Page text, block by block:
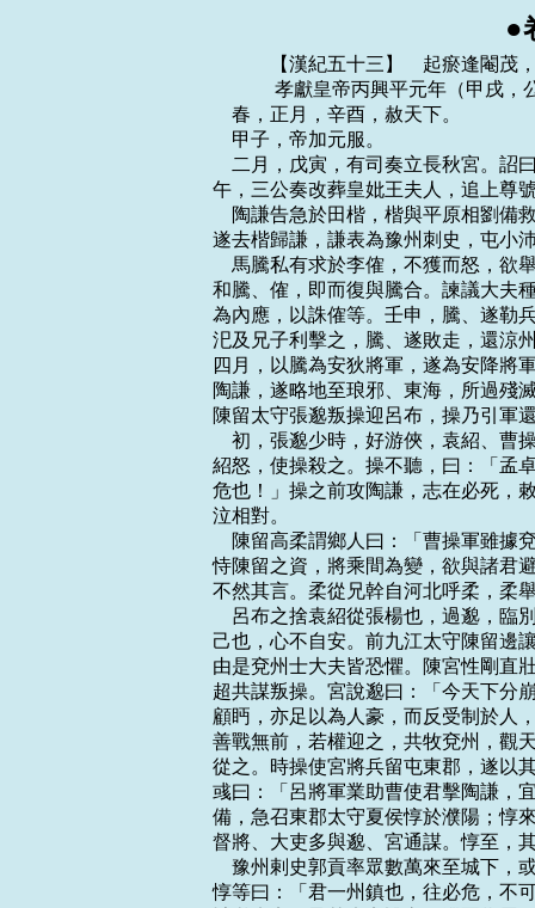
●
　　【漢紀五十三】　起瘀逢閹茂，盡旃蒙大淵獻，凡二年。
    　　 孝獻皇帝丙興平元年（甲戌，公元一九四年）
    春，正月，辛酉，赦天下。
    甲子，帝加元服。
    二月，戊寅，有司奏立長秋宮。詔曰：「皇妣宅兆未卜，何忍言後宮之選乎！」壬
午，三公奏改葬皇妣王夫人，追上尊號曰靈懷皇後。
    陶謙告急於田楷，楷與平原相劉備救之。備自有兵數千人，謙益以丹楊兵四千，備
遂去楷歸謙，謙表為豫州刺史，屯小沛。曹操軍食亦盡，引兵還。
    馬騰私有求於李傕，不獲而怒，欲舉兵相攻；帝遣使者和解之，不從。韓遂率眾來
和騰、傕，即而復與騰合。諫議大夫種邵、侍中馬宇、左中郎將劉范謀使騰襲長安，己
為內應，以誅傕等。壬申，騰、遂勒兵屯長平觀。邵等謀洩，出奔槐裡。傕使樊稠、郭
汜及兄子利擊之，騰、遂敗走，還涼州。又攻槐裡，邵等皆死。庚申，詔赦騰等。夏，
四月，以騰為安狄將軍，遂為安降將軍。曹操使司馬荀彧、壽張令程昱守鄄城，復往攻
陶謙，遂略地至琅邪、東海，所過殘滅。還，擊破劉備於郯東。謙恐，欲走歸丹楊。會
陳留太守張邈叛操迎呂布，操乃引軍還。
    初，張邈少時，好游俠，袁紹、曹操皆與之善。及紹為盟主，有驕色，邈正議責紹；
紹怒，使操殺之。操不聽，曰：「孟卓，親友也，是非當容之。今天下未定，奈何自相
危也！」操之前攻陶謙，志在必死，敕家曰：「我若不還，往依孟卓。」後還見邈，垂
泣相對。
    陳留高柔謂鄉人曰：「曹操軍雖據兗州，本有四方之圖，未得安坐守也。而張府君
恃陳留之資，將乘間為變，欲與諸君避之，何如？」眾人皆以曹、張相親，柔又年少，
不然其言。柔從兄幹自河北呼柔，柔舉宗從之。
    呂布之捨袁紹從張楊也，過邈，臨別，把手共誓。紹聞之，大恨。邈畏操終為紹殺
己也，心不自安。前九江太守陳留邊讓嘗譏議操，操聞而殺之，並其妻子。讓素有才名，
由是兗州士大夫皆恐懼。陳宮性剛直壯烈，內亦自疑，乃與從事中郎許汜、王楷及邈弟
超共謀叛操。宮說邈曰：「今天下分崩，雄傑並起，君以千里之眾，當四戰之地，撫劍
顧眄，亦足以為人豪，而反受制於人，不亦鄙乎！今州軍東征，其處空虛，呂布壯士，
善戰無前，若權迎之，共牧兗州，觀天下形勢，俟時事之變，此亦縱橫之一時也。」邈
從之。時操使宮將兵留屯東郡，遂以其眾潛迎布為兗州牧。布至，邈乃使其黨劉翊告荀
彧曰：「呂將軍業助曹使君擊陶謙，宜亟供其軍食。」眾疑惑，彧知邈為亂，即勒兵設
備，急召東郡太守夏侯惇於濮陽；惇來，布遂據濮陽。時操悉軍攻陶謙，留守兵少，而
督將、大吏多與邈、宮通謀。惇至，其夜，誅謀叛者數十人，眾乃定。
    豫州剌史郭貢率眾數萬來至城下，或言與呂布同謀，眾甚懼。貢求見荀彧，彧將往，
惇等曰：「君一州鎮也，往必危，不可。」彧曰：「貢與邈等，分非素結也，今來速，
計必未定，及其未定說之，縱不為用，可使中立。若先疑之，彼將怒而成計。」貢見彧
無懼意，謂鄄城未易攻，遂引兵去。
    是時，兗州郡縣皆應布，唯鄄城、范、東阿不動。布軍降者言：「陳宮欲自將兵取
東阿，又使氾嶷取范。」吏民皆恐。程昱本東阿人，彧謂昱曰：「今舉州皆叛，唯有此
三城，宮等以重兵臨之，非有以深結其心，三城必動。君，民之望也，宜往撫之。」昱
乃歸過范，說其令靳允曰：「聞呂布執君母、弟、妻子，孝子誠不可為心。今天下大亂，
英雄並起，必有命世能息天下之亂者，此智者所宜詳擇也。得主者昌，失主者亡。陳宮
叛迎呂布而百城皆應，似能有為；然以君觀之，布何如人哉？夫布粗中少親，剛而無禮，
匹夫之雄耳。宮等以勢假合，不能相君也；兵雖眾，終必無成。曹使君智略不世出，殆
天所授。君必固范，我守東阿，則田單之功可立也。孰與違忠從惡而母子俱亡乎？唯君
詳慮之！」允流涕曰：「不敢有貳心。」時泛嶷已在縣，允乃見嶷，伏兵刺殺之，歸，
勒兵自守。
    徐眾評曰：允於曹公未成君臣；母至親也，於義應去。衛公子開方仕齊，積年不返，
管仲以為不懷其親，安能愛君！是以求忠臣必於孝子之門；允宜先救至親。徐庶母為曹
公所得，劉備遣庶歸北，欲為天下者恕人子之情也；曹公亦宜遣允。
    昱又遣別騎絕倉亭津，陳宮至，不得渡。昱至東阿，東阿令穎川棗祗已率厲吏民拒
城堅守，卒完三城以待操。操還，執昱手曰：「微子之力，吾無所歸矣。」表昱為東平
相，屯范。呂布攻鄄城不能下，西屯濮陽。曹操曰：「布一旦得一州，不能據東平，斷
亢父、泰山之道，乘險要我，而乃屯濮陽，吾知其無能為也。」乃進攻之。
    五月，以揚武將軍郭汜為後將軍，安集將軍樊稠為右將軍，並開府如三公，合為六
府，皆參選舉。李傕等各欲用其所舉，若一違之，便忿憤喜怒。主者患之，乃以次第用
其所舉。先從傕起，汜次之，稠次之，三公所舉，終不見用。
    河西四郡以去涼州治遠，隔以河寇，上書求別置州。六月，丙子，詔以陳留邯鄲商
為雍州剌史，典治之。
    丁丑，京師地震；戊寅，又震。
    乙酉晦，日有食之。
    秋，七月，壬子，太尉硃俊免。
    戊午，以太常楊彪為太尉，錄尚書事。
    甲子，以鎮南將軍楊定為安西將軍，開府如三公。
    自四月不雨至於是月，谷一斛直錢五十萬，長安中人相食。帝令侍御史侯汶出太倉
米豆為貧人作糜，餓死者如故。帝疑稟賦不實，取米豆各五升於御前作糜，得二盆。乃
杖汶五十，於是悉得全濟。
    八月，馮翊羌寇屬縣，郭汜、樊稠等率眾破之。
    呂布有別屯在濮陽西，曹操夜襲破之，未及還。會布至，身自搏戰，自旦至日，數
十合，相持甚急。操募人陷陳，司馬陳留典韋將應募者進當之，布弓弩亂髮，矢至如雨。
韋不視，謂等人曰：「虜來十步，乃白之。」等人曰：「十步矣。」又曰：「五步乃
白。」等人懼，疾言：「虜至矣！」韋持戟大呼而起，所抵無不應手倒者，布眾退。會
日暮，操乃得引去。拜韋都尉，令常將親兵數百人，繞大帳左右。濮陽大姓田氏為反間，
操得入城，燒其東門，示無反意。及戰，軍敗，布騎得操而不識，問曰：「曹操何在？」
操曰：「乘黃馬走者是也。」布騎乃釋操而追黃馬者。操突火而出，至營，自力勞軍，
令軍中促為攻具，進，復攻之，與布相守百餘日。蝗蟲起，百姓大餓，布糧食亦盡，各
引去。九月，操還鄄城。布到乘氏，為其縣人李進所破，東屯山陽。
    冬，十月，操至東阿。袁紹使人說操，欲使操遣家居鄴。操新失兗州，軍食盡，將
許之，程昱曰：「意者將軍殆臨事而懼，不然，何慮之不深也！夫袁紹有並天下之心，
而智不能濟也；將軍自度能為之下乎？將軍以龍虎之威，可為之韓、彭邪？今兗州雖殘，
尚有三城，能戰之士，不下萬人，以將軍之神武，與文若、昱等收而用之，霸王之業可
成也，願將軍更慮之！」操乃止。
    十二月，司徒淳於嘉罷，以衛尉趙溫為司徒，錄尚書事。
    馬騰之攻李傕也，劉焉二子范、誕皆死。議郎河南龐羲，素與焉善，乃募將焉諸孫
入蜀。會天火燒城，焉徙治成都，疽發背而卒。州大吏趙韙等貪焉子璋溫仁，共上璋為
益州刺史，詔拜穎川扈瑁為刺史。璋將沈彌、婁發、甘寧反，擊璋，不勝，走入荊州；
詔乃以璋為益州牧。璋以韙為征東中郎將，率眾擊劉表，屯朐□忍。
    徐州牧陶謙疾篤，謂別駕東海麋竺曰：「非劉備不能安此州也。」謙卒，竺率州人
迎備。備未敢當，曰：「袁公路近在壽春，君可以州與之。」典農校尉下邳陳登曰：
「公路驕豪，非治亂之主。今欲為使君合步騎十萬，上可以匡主濟民，下可以割地守境；
若使君不見聽許，登亦未敢聽使君也。」北海相孔融謂備曰：「袁公路豈憂國忘家者邪！
塚中枯骨，何足介意！今日之事，百姓與能。天與不取，悔不可追。」備遂領徐州。
    初，太傅馬日磾與趙岐俱奉使至壽春，岐守志不橈，袁術憚之。日磾頗有求於術。
術侵侮之，從日磾借節視之，因奪不還，條軍中十餘人，使促辟之。日磾從術求去，術
留不遣，又欲逼為軍師。日磾病其失節，嘔血而死。
    初，孫堅娶錢唐吳氏，生四男策、權、翊、匡及一女。堅從軍於外，留家壽春。策
年十餘歲，已交結知名。舒人周瑜與策同年，亦英達夙成。聞策聲問，自舒來造焉，便
推結分好，勸策徙居舒；策從之。瑜乃推道南大宅與策，升堂拜母，有無通共。及堅死，
策年十七，還葬曲阿；已乃渡江，居江都，結納豪俊，有復仇之志。
    丹楊太守會稽周昕與袁術相惡，術上策舅吳景領丹楊太守，攻昕，奪其郡，以策從
兄賁為丹楊都尉。策以母弟托廣陵張紘，逕到壽春見袁術。涕泣言曰：「亡父昔從長沙
入討董卓，與明使君會於南陽，同盟結好，不幸遇難，勳業不終。策感惟先人舊恩，欲
自憑結，願明使君垂察其城！」術甚奇之，然未肯還其父兵，謂策曰：「孤用貴舅為丹
楊太守，賢從伯陽為都尉，彼精兵之地，可還依召募。」策遂與汝南呂范及族人孫河迎
其母詣曲阿，依舅氏。因緣召募，得數百人，而為涇縣大帥祖郎所襲，幾至危殆。於是
復往見術。術以堅餘兵千餘人還策，表拜懷義校尉。策騎士有罪，逃入術營，隱於內廄。
策指使人就斬之，訖，詣術謝。術曰：「兵人好叛，當共疾之，何為謝也！」由是軍中
益畏憚之。術初許以策為九江太守，已而更用丹楊陳紀。後術欲攻徐州，從廬江太守陸
康求米三萬斛；康不與。術大怒，遣策攻康，謂曰：「前錯用陳紀，每恨本意不遂。今
若得康，廬江真卿有也。」策攻康，拔之，術復用其故吏劉勳為太守；策益失望。侍御
史劉繇，岱之弟也，素有盛名，詔書用為揚州刺史。州舊治壽春，術已據之，繇欲南渡
江，吳景、孫賁迎置曲阿。及策攻廬江，繇聞之，以景、賁本術所置，懼為袁、孫所並，
遂構嫌隙，迫逐景、賁。景、賁退屯歷陽。繇遣將樊能、於糜屯橫江，張英屯當利口以
拒之。術乃自用故吏惠衢為揚州刺史，以景為督軍中郎將，與賁共將兵擊英等。
    　　 孝獻皇帝丙興平二年（乙亥，公元一九五年）
    春，正月，癸丑，赦天下。
    曹操敗呂佈於定陶。
    詔即拜袁紹為右將軍。
    董卓初死，三輔民尚數十萬戶，李傕等放兵劫略，加以饑饉，二年間，民相食略盡。
李傕、郭汜、樊稠各相與矜功爭權，欲斗者數矣，賈詡每以大體責之，雖內不能善，外
相含容。樊稠之擊馬騰、韓遂也，李利戰不甚力，稠叱之曰：「人欲截汝父頭，何敢如
此！我不能斬卿邪！」及騰、遂敗走，稠追至陳倉，遂語稠曰：「本所爭者非私怨，王
家事耳。與足下州裡人，欲相與善語而別。」乃俱卻騎，前接馬，交臂相加，共語良久
而別。軍還，李利告傕：「韓、樊交馬語，不知所道，意愛甚密。」傕亦以稠勇而得眾，
忌之。稠欲將兵東出關，從傕索益兵。二月，傕請稠會議，便於坐殺稠。由是諸將轉相
疑貳。傕數設酒請郭汜，或留汜止宿。汜妻恐汜愛傕婢妾，思有以間之。會傕送饋，妻
以豉為藥，擿以示汜曰：「一棲不兩雄，我固疑將軍信李公也。」他日，傕復請汜，飲
大醉，汜疑其有毒，絞糞汁飲之。於是各治兵相攻矣。
    帝使侍中、尚書和傕、汜，傕、汜不從。汜謀迎帝幸其營，夜有亡者。告傕。三月，
丙寅，傕使兄子暹將數千兵圍宮，以車三乘迎帝。太尉楊彪曰：「自古帝王無在人家者，
諸君舉事，奈何如是！」暹曰：「將軍計定矣。」於是君臣步從乘輿以出，兵即入殿中，
掠宮人、御物。帝至傕營，傕又徙御府金帛置其營，遂放火燒宮殿、官府、民居悉盡。
帝復使公卿和傕、汜，汜留楊彪及司空張喜、尚書王隆、光祿勳劉淵、衛尉士孫瑞、太
僕韓融、廷尉宣璠、大鴻臚榮郃、大司農硃俊、將作大匠梁邵、屯騎校尉姜宣等於其營
為質。硃俊憤懣發病死。
    夏，四月，甲子，立貴人琅邪伏氏為皇後；以後父侍中完為執金吾。
    郭汜饗公卿，議政李傕。楊彪曰：「群臣共鬥，一人劫天子，一人質公卿，可行
乎！」汜怒，欲手刃之。彪曰：「卿尚不奉國家，吾豈求生邪！」中郎將楊密固諫，汜
乃止。傕召羌、胡數千人，先以御物繒絲采與之，許以宮人、婦女，欲令攻郭汜。汜陰
與傕黨中郎將張苞等謀攻傕。丙申，汜將兵夜攻傕門，矢及帝簾帷中，又貫傕左耳。苞
等燒屋，火不然。楊奉於外拒汜，汜兵退，苞等因將所領兵歸汜。
    是日，傕復移乘輿境北塢，使校尉監塢門，內外隔絕，侍臣皆有饑色。帝求米五斗、
牛骨五具以賜左右。傕曰：「朝晡上□，何用米為？」乃以臭牛骨與之。帝大怒，欲詰
責之。侍中楊琦諫曰：「傕自知所犯悖逆，欲轉車駕幸池陽黃白城，臣願陛下忍之。」
帝乃止。司徒趙溫與傕書曰：「公前屠陷王城，殺戮大臣，今爭睚眥之隙，以成千鈞之
讎。朝廷欲令和解，詔命不行，而復欲轉乘輿於黃白城，此誠老夫所不解也。於《易》，
一為過，再為涉，三而弗改，滅其頂，兇。不如早共和解。」傕大怒，欲殺溫，其弟應
諫之，數日乃止。傕信巫覡厭勝之術，常以三牲祠董卓於省門外。每對帝或言「明陛
下」，或言「明帝」，為帝說郭汜無狀，帝亦隨其意應答之。傕喜，自謂良得天子歡心
也。
    閏月，己卯，帝使竭者僕射皇甫酈和傕、汜。酈先詣汜，汜從命；又詣人□，傕不
肯，曰：「郭多，盜馬虜耳，何敢欲與吾等邪！必誅之！君觀吾方略士眾，足辦郭多否
邪？郭多又劫質公卿，所為如是，而君苟欲左右之邪？」酈曰：「近者董公之強，將軍
所知也；呂布受恩而反圖之，斯須之間，身首異處，此有勇而無謀也。今將軍身為上將，
荷國寵榮，汜質公卿而將軍脅主，誰輕重乎！張濟與汜有謀，楊奉，白波賊帥耳，猶知
將軍所為非是，將軍雖寵之，猶不為用也。」傕呵之令出。酈出，詣省門，白「傕不肯
奉詔，辭語不順。」帝恐傕聞之，亟令酈去。傕遣虎賁王昌呼，欲殺之，昌知酈忠直，
縱令去，還答傕，言「追之不及」。
    辛巳，以車騎將軍李傕為大司馬，在三公之右。
    呂布將薛蘭、李封屯巨野，曹操攻之，布救蘭等，不勝而走，操遂斬蘭等。操軍乘
氏，以陶謙已死。欲遂取徐州，還乃定布。荀彧曰：「昔高祖保關中，光武據河內，皆
深根固本以制天下，進足以勝敵，退足以堅守，故雖有困敗而終濟大業。將軍本以兗州
首事，平山東之難，百姓無不歸心悅服。且河、濟，天下之要地也，今雖殘壞，猶易以
自保，是亦將軍之關中、河內也，不可以不先定。今已破李封、薛蘭，若分兵東擊陳宮，
宮必不敢西顧，以其間勒兵收熟麥，約食畜谷，一舉而布可破也。破布，然後南結揚州，
共討袁術，以臨淮、泗。若捨布而東，多留兵則不足用，少留兵則民皆保城，不得樵采，
布乘虛寇暴，民心益危，唯鄄城、范、衛可全，其餘非己之有，是無兗州也。若徐州不
定，將軍當安所歸乎！且陶謙雖死，徐州未易亡也。彼懲往年之敗